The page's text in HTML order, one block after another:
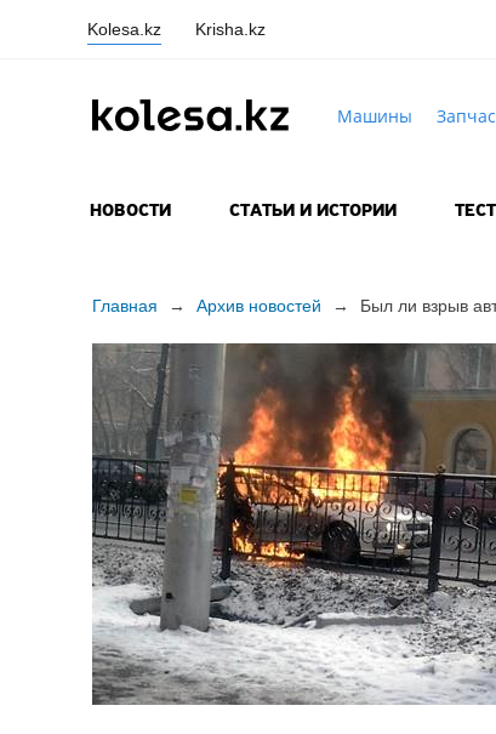
Kolesa.kz Krisha.kz
Машины
НОВОСТИ СТАТЬИ И ИСТОРИИ
Главная → Архив новостей → Был ли взрыв